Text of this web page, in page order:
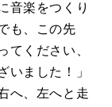
音楽をつくり
も、この先
てください、
いました！」
へ、左へと走